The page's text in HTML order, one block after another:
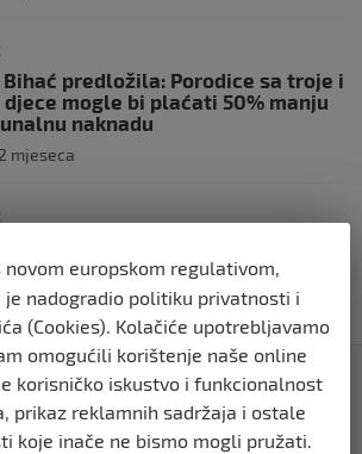
Bihać predložila: Porodice sa troje i
mogle bi plaćati 50% manju
naknadu
mjeseca
nove službene web stranice
mjeseca
novom europskom regulativom,
je nadogradio politiku privatnosti i
(Cookies). Kolačiće upotrebljavamo
omogućili korištenje naše online
korisničko iskustvo i funkcionalnost
prikaz reklamnih sadržaja i ostale
koje inače ne bismo mogli pružati.